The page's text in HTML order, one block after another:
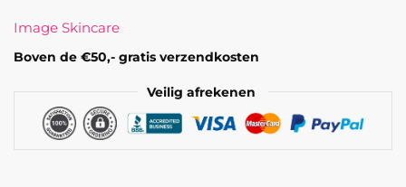
30
aantal
Image Skincare
Boven de €50,- gratis verzendkosten
Veilig afrekenen